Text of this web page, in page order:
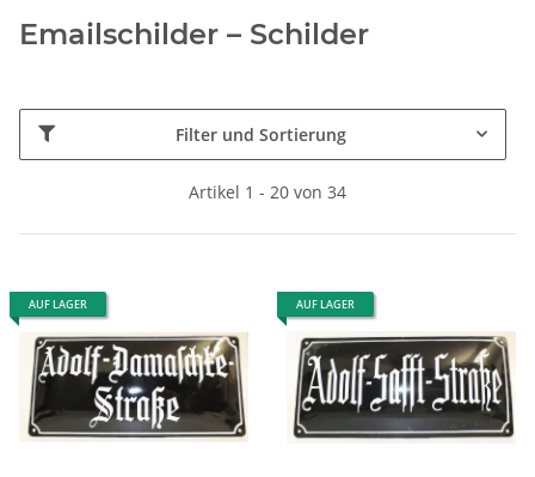
Emailschilder – Schilder
Filter und Sortierung
Artikel 1 - 20 von 34
AUF LAGER AUF LAGER